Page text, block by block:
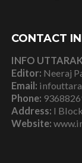
CONTACT
INFO
Editor: Neeraj
Email:
Phone:
Address: I
Website: